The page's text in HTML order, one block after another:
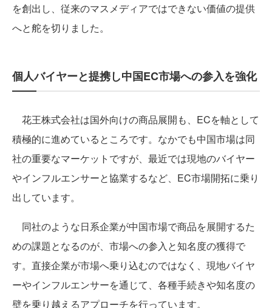
を創出し、従来のマスメディアではできない価値の提供
へと舵を切りました。
個人バイヤーと提携し中国EC市場への参入を強化
花王株式会社は国外向けの商品展開も、ECを軸として
積極的に進めているところです。なかでも中国市場は同
社の重要なマーケットですが、最近では現地のバイヤー
やインフルエンサーと協業するなど、EC市場開拓に乗り
出しています。
同社のような日系企業が中国市場で商品を展開するた
めの課題となるのが、市場への参入と知名度の獲得で
す。直接企業が市場へ乗り込むのではなく、現地バイヤ
ーやインフルエンサーを通じて、各種手続きや知名度の
壁を乗り越えるアプローチを行っています。